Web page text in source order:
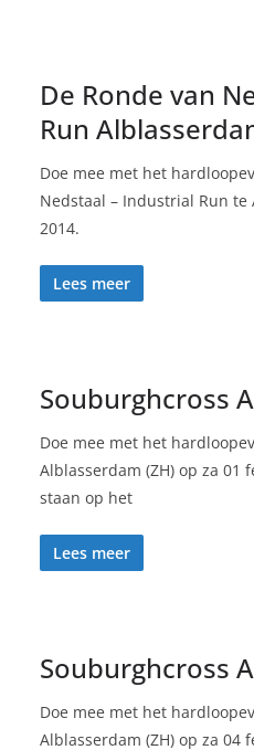
De Ronde van
Run
Doe mee met het
Nedstaal – Industrial Run te
2014.
Lees meer
Souburghcross
Doe mee met het
Alblasserdam (ZH) op za 01
staan op het
Lees meer
Souburghcross
Doe mee met het
Alblasserdam (ZH) op za 04